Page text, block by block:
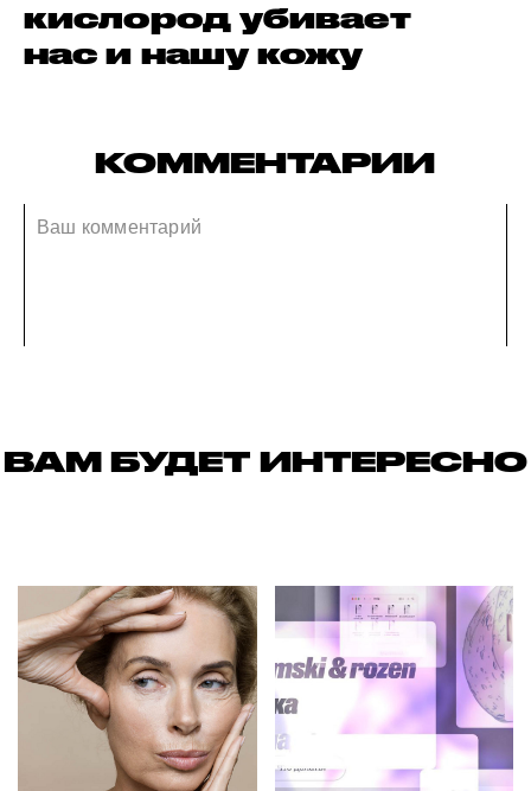
кислород убивает
нас и нашу кожу
КОММЕНТАРИИ
ВАМ БУДЕТ ИНТЕРЕСНО